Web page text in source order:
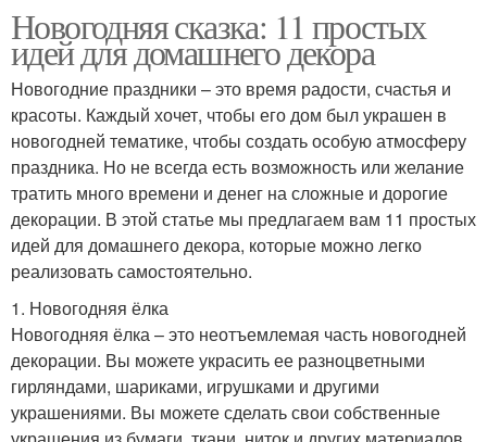
Новогодняя сказка: 11 простых
идей для домашнего декора
Новогодние праздники – это время радости, счастья и
красоты. Каждый хочет, чтобы его дом был украшен в
новогодней тематике, чтобы создать особую атмосферу
праздника. Но не всегда есть возможность или желание
тратить много времени и денег на сложные и дорогие
декорации. В этой статье мы предлагаем вам 11 простых
идей для домашнего декора, которые можно легко
реализовать самостоятельно.
1. Новогодняя ёлка
Новогодняя ёлка – это неотъемлемая часть новогодней
декорации. Вы можете украсить ее разноцветными
гирляндами, шариками, игрушками и другими
украшениями. Вы можете сделать свои собственные